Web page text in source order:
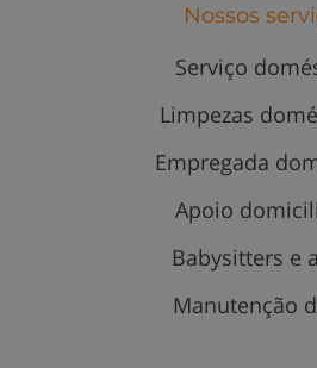
Nossos
Serviço
Limpezas
Empregada
Apoio
Babysitters e
Manutenção